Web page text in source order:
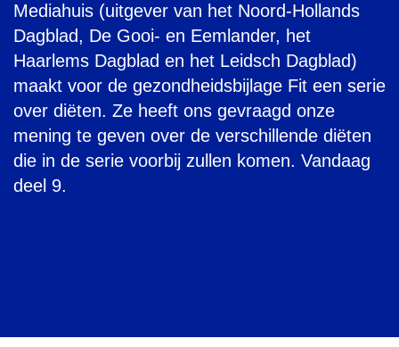
Mediahuis (uitgever van het Noord-Hollands
Dagblad, De Gooi- en Eemlander, het
Haarlems Dagblad en het Leidsch Dagblad)
maakt voor de gezondheidsbijlage Fit een serie
over diëten. Ze heeft ons gevraagd onze
mening te geven over de verschillende diëten
die in de serie voorbij zullen komen. Vandaag
deel 9.